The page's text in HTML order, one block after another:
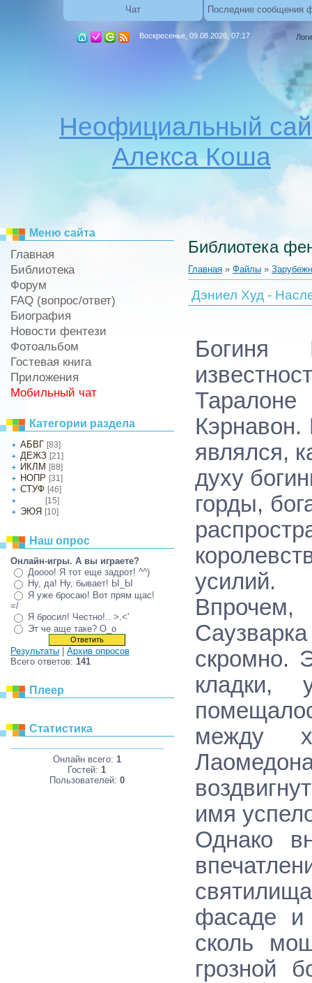
Чат Последние сообщения
Воскресенье, 09.08.2026, 07:17
Неофициальный
Алекса Коша
Меню сайта
Главная
Библиотека
Форум
FAQ (вопрос/ответ)
Биография
Новости фентези
Фотоальбом
Гостевая книга
Приложения
Мобильный чат
Категории раздела
АБВГ [83]
ДЕЖЗ [21]
ИКЛМ [88]
НОПР [31]
СТУФ [46]
[15]
ЭЮЯ [10]
Наш опрос
Онлайн-игры. А вы играете?
Доооо! Я тот еще задрот! ^^)
Ну, да! Ну, бывает! Ы_Ы
Я уже бросаю! Вот прям щас!
=/
Я бросил! Честно!.. >.<'
Эт че аще таке? О_о
Результаты
Архив опросов
Всего ответов: 141
Плеер
Статистика
Онлайн всего: 1
Гостей: 1
Пользователей: 0
Библиотека
Главная » Файлы »
Дэниел Худ -
Богиня
Кэрнавон.
являлся,
духу
горды,
усилий.
скромно.
кладки,
между
имя
Однако
фасаде и
сколь
грозной